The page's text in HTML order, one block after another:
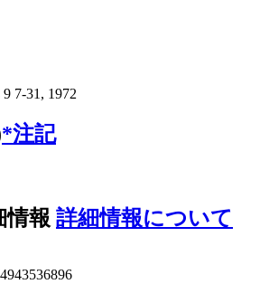
9 7-31, 1972
*注記
情報 詳細情報について